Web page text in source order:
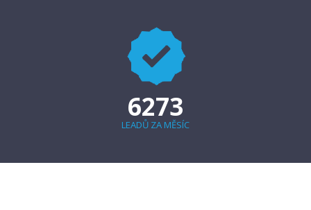
6273
LEADŮ ZA MĚSÍC